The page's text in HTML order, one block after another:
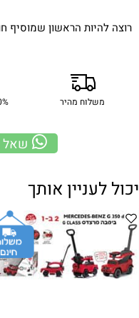
רוצה להיות הראשון שמוסיף
משלוח מהיר
שאל
יכול לעניין אותך